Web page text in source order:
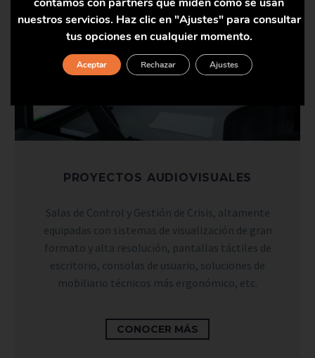
PROYECTOS AUDIOVISUALES
Salas de Control y Gestión de Crisis, altamente
equipadas con sistemas de visualización de gran
formato y alta resolución, pantallas táctiles de
escritorio, consolas de usuario, soluciones de
mobiliario técnicos más ergonómico, etc.
CONOCER MÁS
nuestros servicios. Haz clic en "Ajustes" para consultar
tus opciones en cualquier momento.
Aceptar Rechazar Ajustes